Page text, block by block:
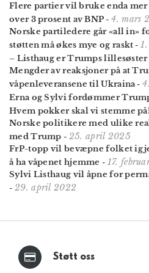
Flere partier vil bruke enda mer
over 3 prosent av BNP -4. mars
Norske partiledere går «all in»
støtten må økes mye og raskt -
– Listhaug er Trumps lillesøster
Mengder av reaksjoner på at
våpenleveransene til Ukraina -
Erna og Sylvi fordømmer
Hvem pokker skal vi stemme
Norske politikere med ulike
med Trump - 25. april 2025
FrP-topp vil bevæpne folket
å ha våpenet hjemme - 17.
Sylvi Listhaug vil åpne for
- 29. april 2022
Støtt oss